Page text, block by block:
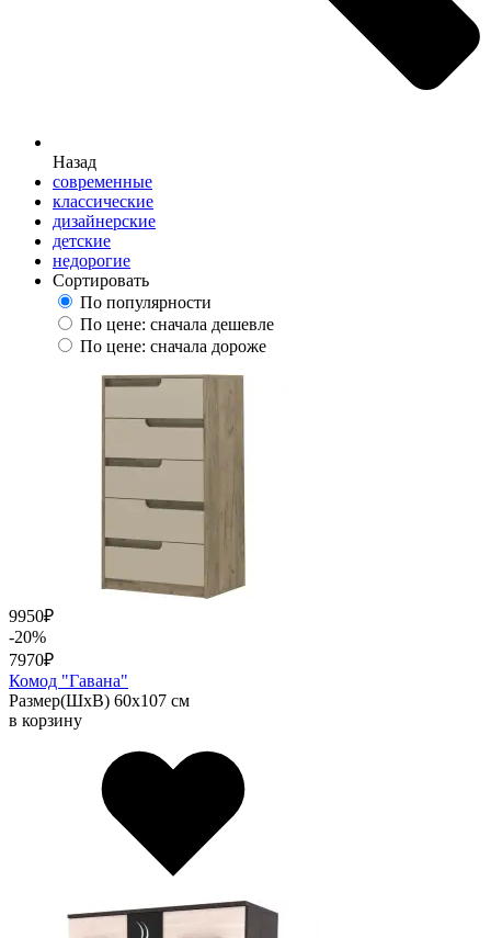
Назад
современные
классические
дизайнерские
детские
недорогие
Сортировать
По популярности
По цене: сначала дешевле
По цене: сначала дороже
9950₽
-20%
7970₽
Комод "Гавана"
Размер(ШхВ) 60х107 см
в корзину